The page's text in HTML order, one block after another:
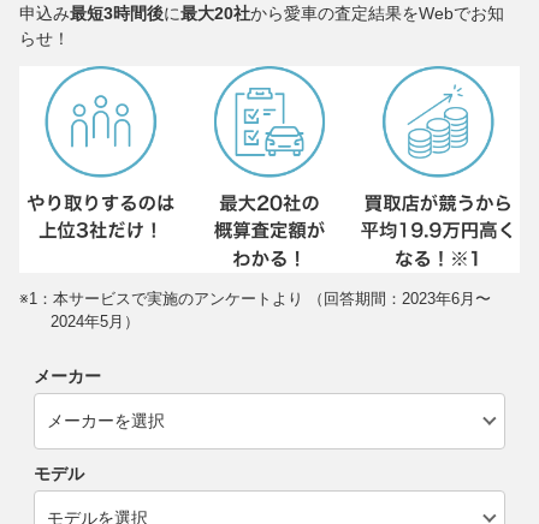
申込み最短3時間後に最大20社から愛車の査定結果をWebでお知
らせ！
※1：本サービスで実施のアンケートより （回答期間：2023年6月〜
2024年5月）
メーカー
モデル